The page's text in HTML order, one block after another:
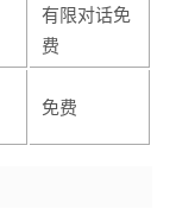
有限对话免
费
免费